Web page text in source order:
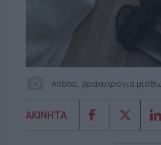
Airbnb, βραχυχρόνια
ΑΚΙΝΗΤΑ